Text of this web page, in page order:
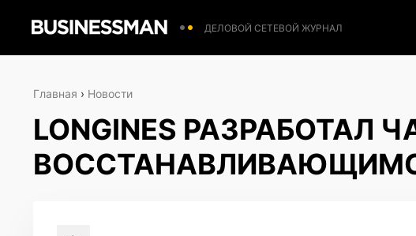
ДЕЛОВОЙ СЕТЕВОЙ ЖУРНАЛ
Главная › Новости
LONGINES РАЗРАБОТАЛ